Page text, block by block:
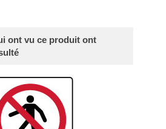
ont vu ce produit ont